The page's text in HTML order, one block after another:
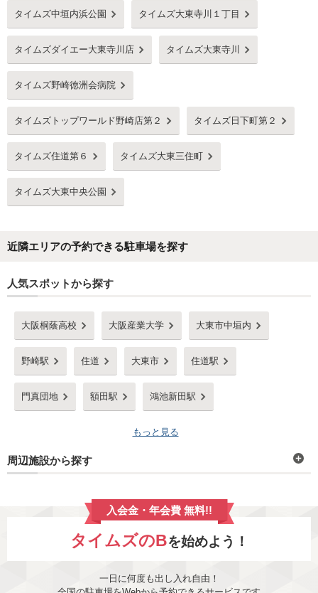
タイムズ中垣内浜公園 タイムズ大東寺川１丁目
タイムズダイエー大東寺川店 タイムズ大東寺川
タイムズ野崎徳洲会病院
タイムズトップワールド野崎店第２ タイムズ日下町第２
タイムズ住道第６ タイムズ大東三住町
タイムズ大東中央公園
近隣エリアの予約できる駐車場を探す
人気スポットから探す
大阪桐蔭高校 大阪産業大学 大東市中垣内
野崎駅 住道 大東市 住道駅
門真団地 額田駅 鴻池新田駅
もっと見る
周辺施設から探す
入会金・年会費 無料!!
タイムズのBを始めよう！
一日に何度も出し入れ自由！